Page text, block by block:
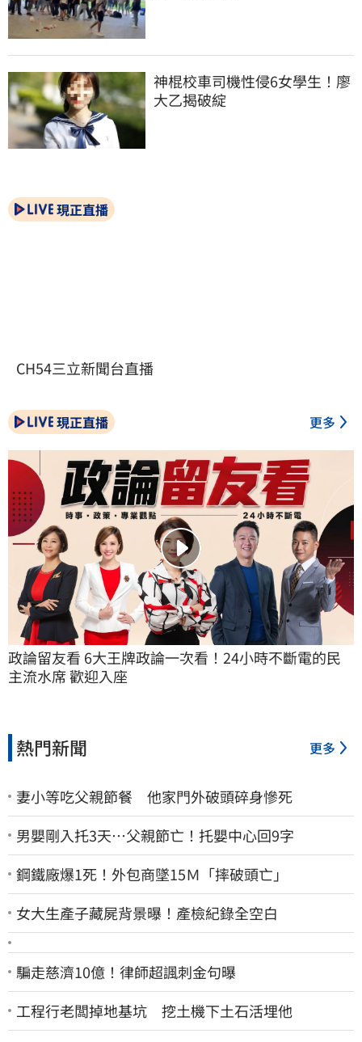
神棍校車司機性侵6女學生！廖
大乙揭破綻
現正直播
CH54三立新聞台直播
現正直播 更多
政論留友看 6大王牌政論一次看！24小時不斷電的民
主流水席 歡迎入座
熱門新聞 更多
妻小等吃父親節餐 他家門外破頭碎身慘死
男嬰剛入托3天…父親節亡！托嬰中心回9字
鋼鐵廠爆1死！外包商墜15Ｍ「摔破頭亡」
女大生產子藏屍背景曝！產檢紀錄全空白
騙走慈濟10億！律師超諷刺金句曝
工程行老闆掉地基坑 挖土機下土石活埋他